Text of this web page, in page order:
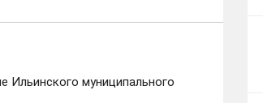
Ильинского муниципального